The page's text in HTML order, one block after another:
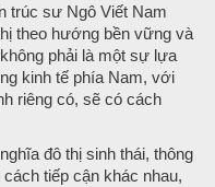
trúc sư Ngô Viết Nam
theo hướng bền vững và
phải là một sự lựa
kinh tế phía Nam, với
riêng có, sẽ có cách
đô thị sinh thái, thông
tiếp cận khác nhau,